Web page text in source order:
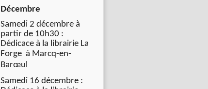
Décembre
Samedi 2 décembre à
partir de 10h30 :
Dédicace à la librairie La
Forge à Marcq-en-
Barœul
Samedi 16 décembre :